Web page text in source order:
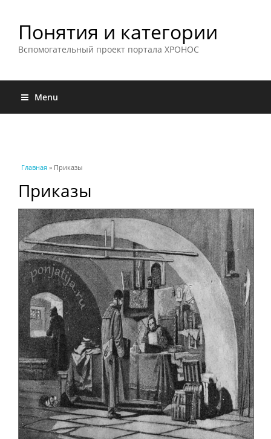
Понятия и категории
Вспомогательный проект портала ХРОНОС
Menu
Вы здесь
Главная » Приказы
Приказы